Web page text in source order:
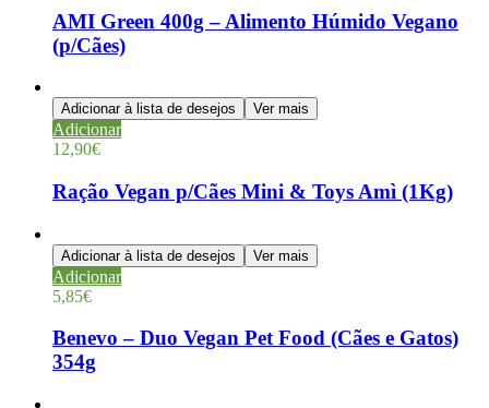
AMI Green 400g – Alimento Húmido Vegano
(p/Cães)
Adicionar à lista de desejos Ver mais
Adicionar
12,90€
Ração Vegan p/Cães Mini & Toys Amì (1Kg)
Adicionar à lista de desejos Ver mais
Adicionar
5,85€
Benevo – Duo Vegan Pet Food (Cães e Gatos)
354g